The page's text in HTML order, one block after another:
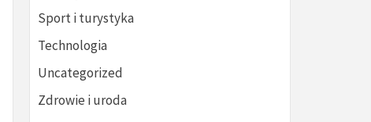
Sport i turystyka
Technologia
Uncategorized
Zdrowie i uroda